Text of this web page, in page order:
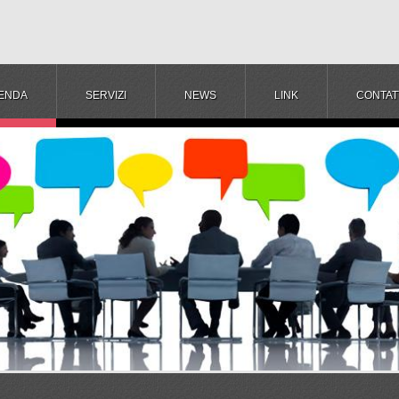
SERVIZI NEWS LINK